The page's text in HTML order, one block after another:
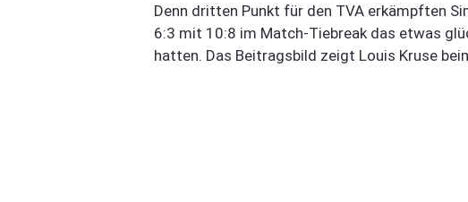
Denn dritten Punkt für den TVA erkämpften
6:3 mit 10:8 im Match-Tiebreak das etwas
hatten. Das Beitragsbild zeigt Louis Kruse